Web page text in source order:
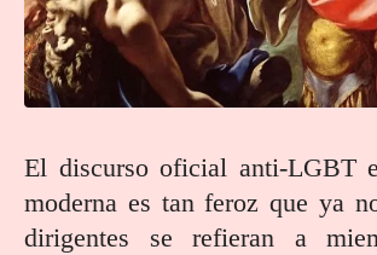
El discurso oficial anti-LGBT
moderna es tan feroz que ya
dirigentes se refieran a